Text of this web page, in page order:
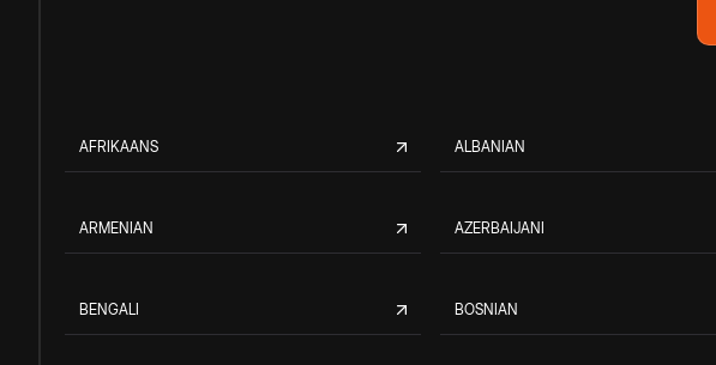
AFRIKAANS ALBANIAN
ARMENIAN AZERBAIJANI
BENGALI BOSNIAN